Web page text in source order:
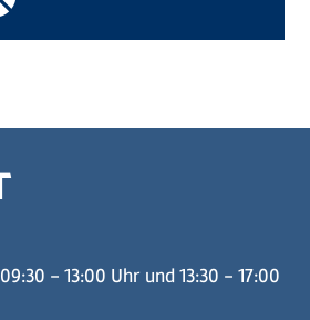
- 13:00 Uhr und 13:30 - 17:00